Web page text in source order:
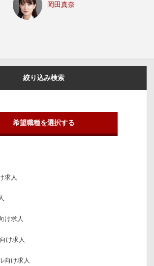
岡田真奈
絞り込み検索
希望職種を選択する
求人
け求人
け求人
向け求人